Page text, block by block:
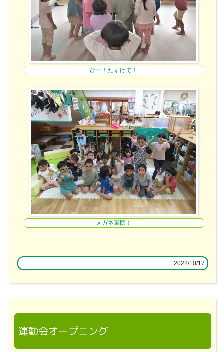
ひー！たすけて！
メガネ軍団！
2022/10/17
運動会オープニング